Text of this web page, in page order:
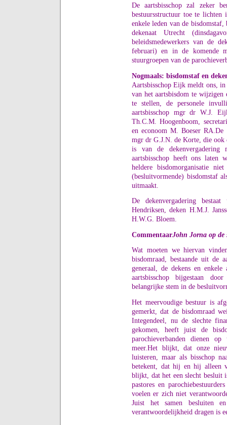
De aartsbisschop zal zeker
bestuursstructuur toe te lichten
enkele leden van de bisdomstaf,
dekenaat Utrecht
beleidsmedewerkers van de
februari) en in de komende
stuurgroepen van de
Nogmaals: bisdomstaf en
Aartsbisschop Eijk meldt ons,
van het aartsbisdom te wijzigen
te stellen, de personele
aartsbisschop mgr dr W.J.
Th.C.M. Hoogenboom,
en econoom M. Boeser RA.De
mgr dr G.J.N. de Korte, die ook
is van de
aartsbisschop heeft ons laten
heldere bisdomorganisatie
(besluitvormende) bisdomstaf
uitmaakt.
De dekenvergadering
Hendriksen, deken H.M.J.
H.W.G. Bloem.
CommentaarJohn Jorna op
Wat moeten we hiervan
bisdomraad, bestaande uit de
generaal, de dekens en
aartsbisschop bijgestaan
belangrijke stem in de
Het meervoudige bestuur is
gemerkt, dat de bisdomraad
Integendeel, nu de slechte
gekomen, heeft juist de
parochieverbanden dienen
meer.Het blijkt, dat onze
luisteren, maar als bisschop
betekent, dat hij en hij alleen
blijkt, dat het een slecht besluit
pastores en
voelen er zich niet
Juist het samen besluiten
verantwoordelijkheid dragen is